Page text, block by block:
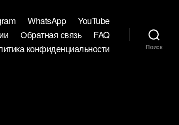
WhatsApp
YouTube
Обратная связь
FAQ
конфиденциальности
Поиск